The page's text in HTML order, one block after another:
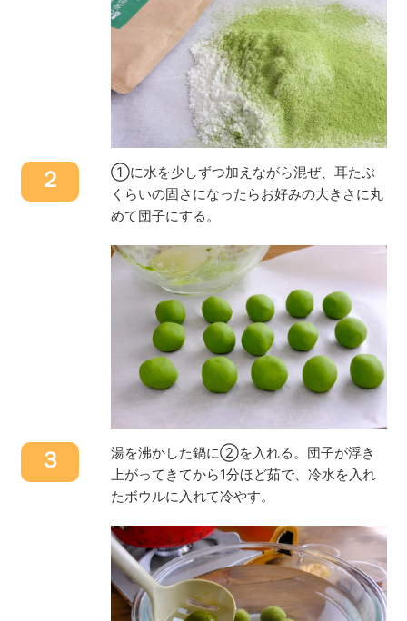
２
①に水を少しずつ加えながら混ぜ、耳たぶ
くらいの固さになったらお好みの大きさに丸
めて団子にする。
３
湯を沸かした鍋に②を入れる。団子が浮き
上がってきてから1分ほど茹で、冷水を入れ
たボウルに入れて冷やす。